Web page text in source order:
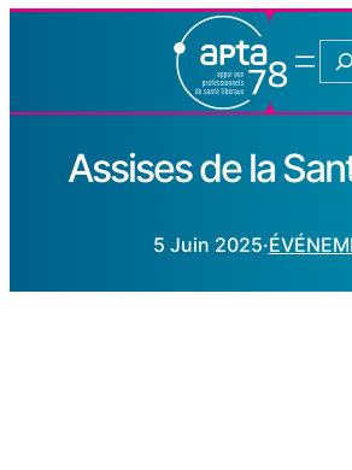
Assises de la
5 Juin 2025·